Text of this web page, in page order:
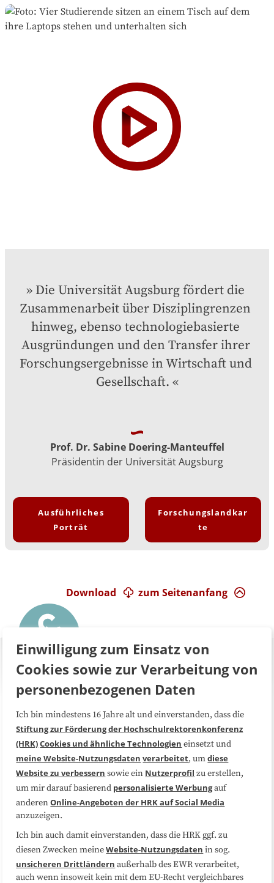
Die Universität Augsburg fördert die
Zusammenarbeit über Disziplingrenzen
hinweg, ebenso technologiebasierte
Ausgründungen und den Transfer ihrer
Forschungsergebnisse in Wirtschaft und
Gesellschaft.
Prof. Dr. Sabine Doering-Manteuffel
Präsidentin der Universität Augsburg
Ausführliches
Porträt
Forschungslandkar
te
zum Seitenanfang
Download
Über uns FAQ
Medienarbeit Kooperationen
Datenschutzerklärung Impressum
Sitemap
Folgen Sie uns
Einwilligung zum Einsatz von
Cookies sowie zur Verarbeitung von
personenbezogenen Daten
Ich bin mindestens 16 Jahre alt und einverstanden, dass die
Stiftung zur Förderung der Hochschulrektorenkonferenz
(HRK)Cookies und ähnliche Technologien einsetzt und
meine Website-Nutzungsdaten verarbeitet, umdiese
Website zu verbessern sowie ein Nutzerprofil zu erstellen,
um mir darauf basierend personalisierte Werbungauf
anderenOnline-Angeboten der HRK auf Social Media
anzuzeigen.
Ich bin auch damit einverstanden, dass die HRK ggf. zu
diesen Zwecken meineWebsite-Nutzungsdaten in sog.
unsicheren Drittländern außerhalb des EWR verarbeitet,
auch wenn insoweit kein mit dem EU-Recht vergleichbares